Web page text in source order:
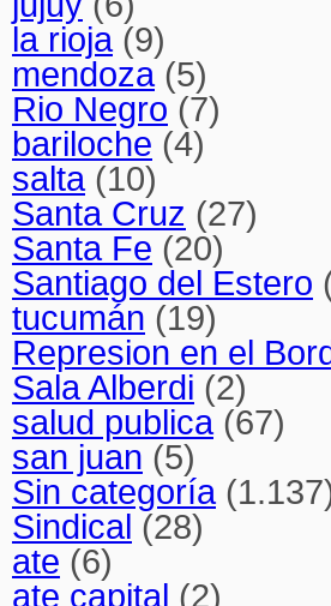
la rioja(9)
mendoza(5)
Rio Negro (7)
bariloche (4)
salta(10)
Santa Cruz (27)
Santa Fe (20)
Santiago del Estero
tucumán (19)
Represion en el
Sala Alberdi (2)
salud publica(67)
san juan (5)
Sin categoría
Sindical (28)
ate (6)
ate capital (2)